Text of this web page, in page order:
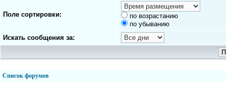
Поле сортировки:
по возрастанию
по убыванию
Искать сообщения за:
Список форумов